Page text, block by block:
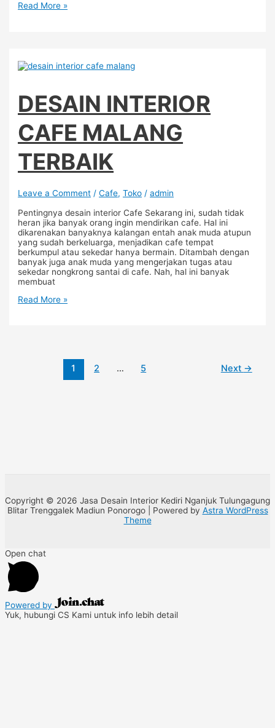
Read More »
DESAIN INTERIOR
CAFE MALANG
TERBAIK
Leave a Comment /Cafe,Toko /admin
Pentingnya desain interior Cafe Sekarang ini, sudah tidak
heran jika banyak orang ingin mendirikan cafe. Hal ini
dikarenakan banyaknya kalangan entah anak muda atupun
yang sudah berkeluarga, menjadikan cafe tempat
berkumpul atau sekedar hanya bermain. Ditambah dengan
banyak juga anak muda yang mengerjakan tugas atau
sekedar nongkrong santai di cafe. Nah, hal ini banyak
membuat
Read More »
1 2 … 5 Next →
Copyright © 2026 Jasa Desain Interior Kediri Nganjuk Tulungagung
Blitar Trenggalek Madiun Ponorogo | Powered by Astra WordPress
Theme
Open chat
Powered by
Yuk, hubungi CS Kami untuk info lebih detail